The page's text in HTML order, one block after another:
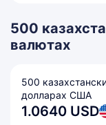
500
валютах
500
долларах США
1.0640 USD